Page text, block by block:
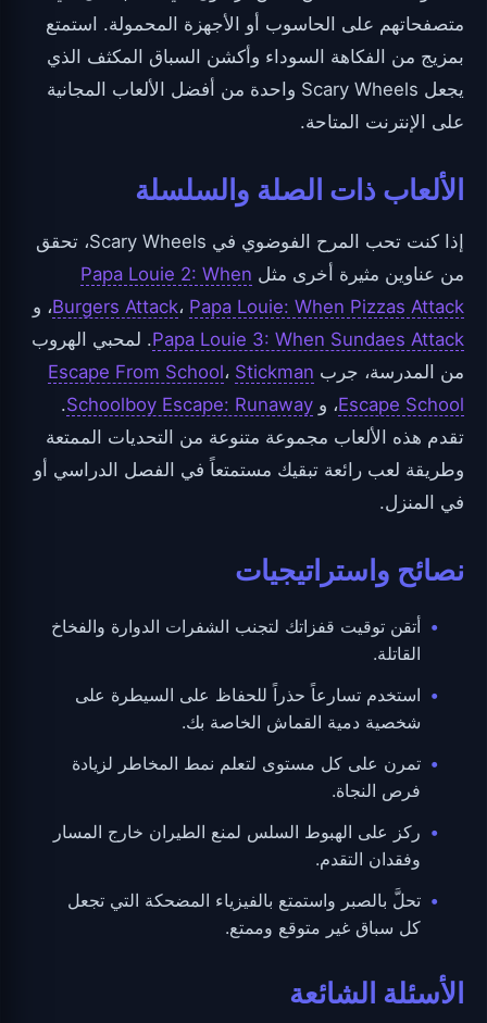
متصفحاتهم على الحاسوب أو الأجهزة المحمولة. استمتع
بمزيج من الفكاهة السوداء وأكشن السباق المكثف الذي
يجعل Scary Wheels واحدة من أفضل الألعاب المجانية
على الإنترنت المتاحة.
الألعاب ذات الصلة والسلسلة
إذا كنت تحب المرح الفوضوي في Scary Wheels، تحقق
من عناوين مثيرة أخرى مثل Papa Louie 2: When
Burgers Attack،Papa Louie: When Pizzas Attack
، و
Papa Louie 3: When Sundaes Attack. لمحبي الهروب
من المدرسة، جرب
Escape From School،Stickman
Escape School، و Schoolboy Escape: Runaway
.
تقدم هذه الألعاب مجموعة متنوعة من التحديات الممتعة
وطريقة لعب رائعة تبقيك مستمتعاً في الفصل الدراسي أو
في المنزل.
نصائح واستراتيجيات
أتقن توقيت قفزاتك لتجنب الشفرات الدوارة والفخاخ
القاتلة.
استخدم تسارعاً حذراً للحفاظ على السيطرة على
شخصية دمية القماش الخاصة بك.
تمرن على كل مستوى لتعلم نمط المخاطر لزيادة
فرص النجاة.
ركز على الهبوط السلس لمنع الطيران خارج المسار
وفقدان التقدم.
تحلَّ بالصبر واستمتع بالفيزياء المضحكة التي تجعل
كل سباق غير متوقع وممتع.
الأسئلة الشائعة